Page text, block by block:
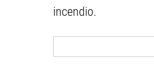
incendio.